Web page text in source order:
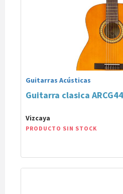
Guitarras Acústicas
Guitarra clasica ARCG44
Vizcaya
PRODUCTO SIN STOCK